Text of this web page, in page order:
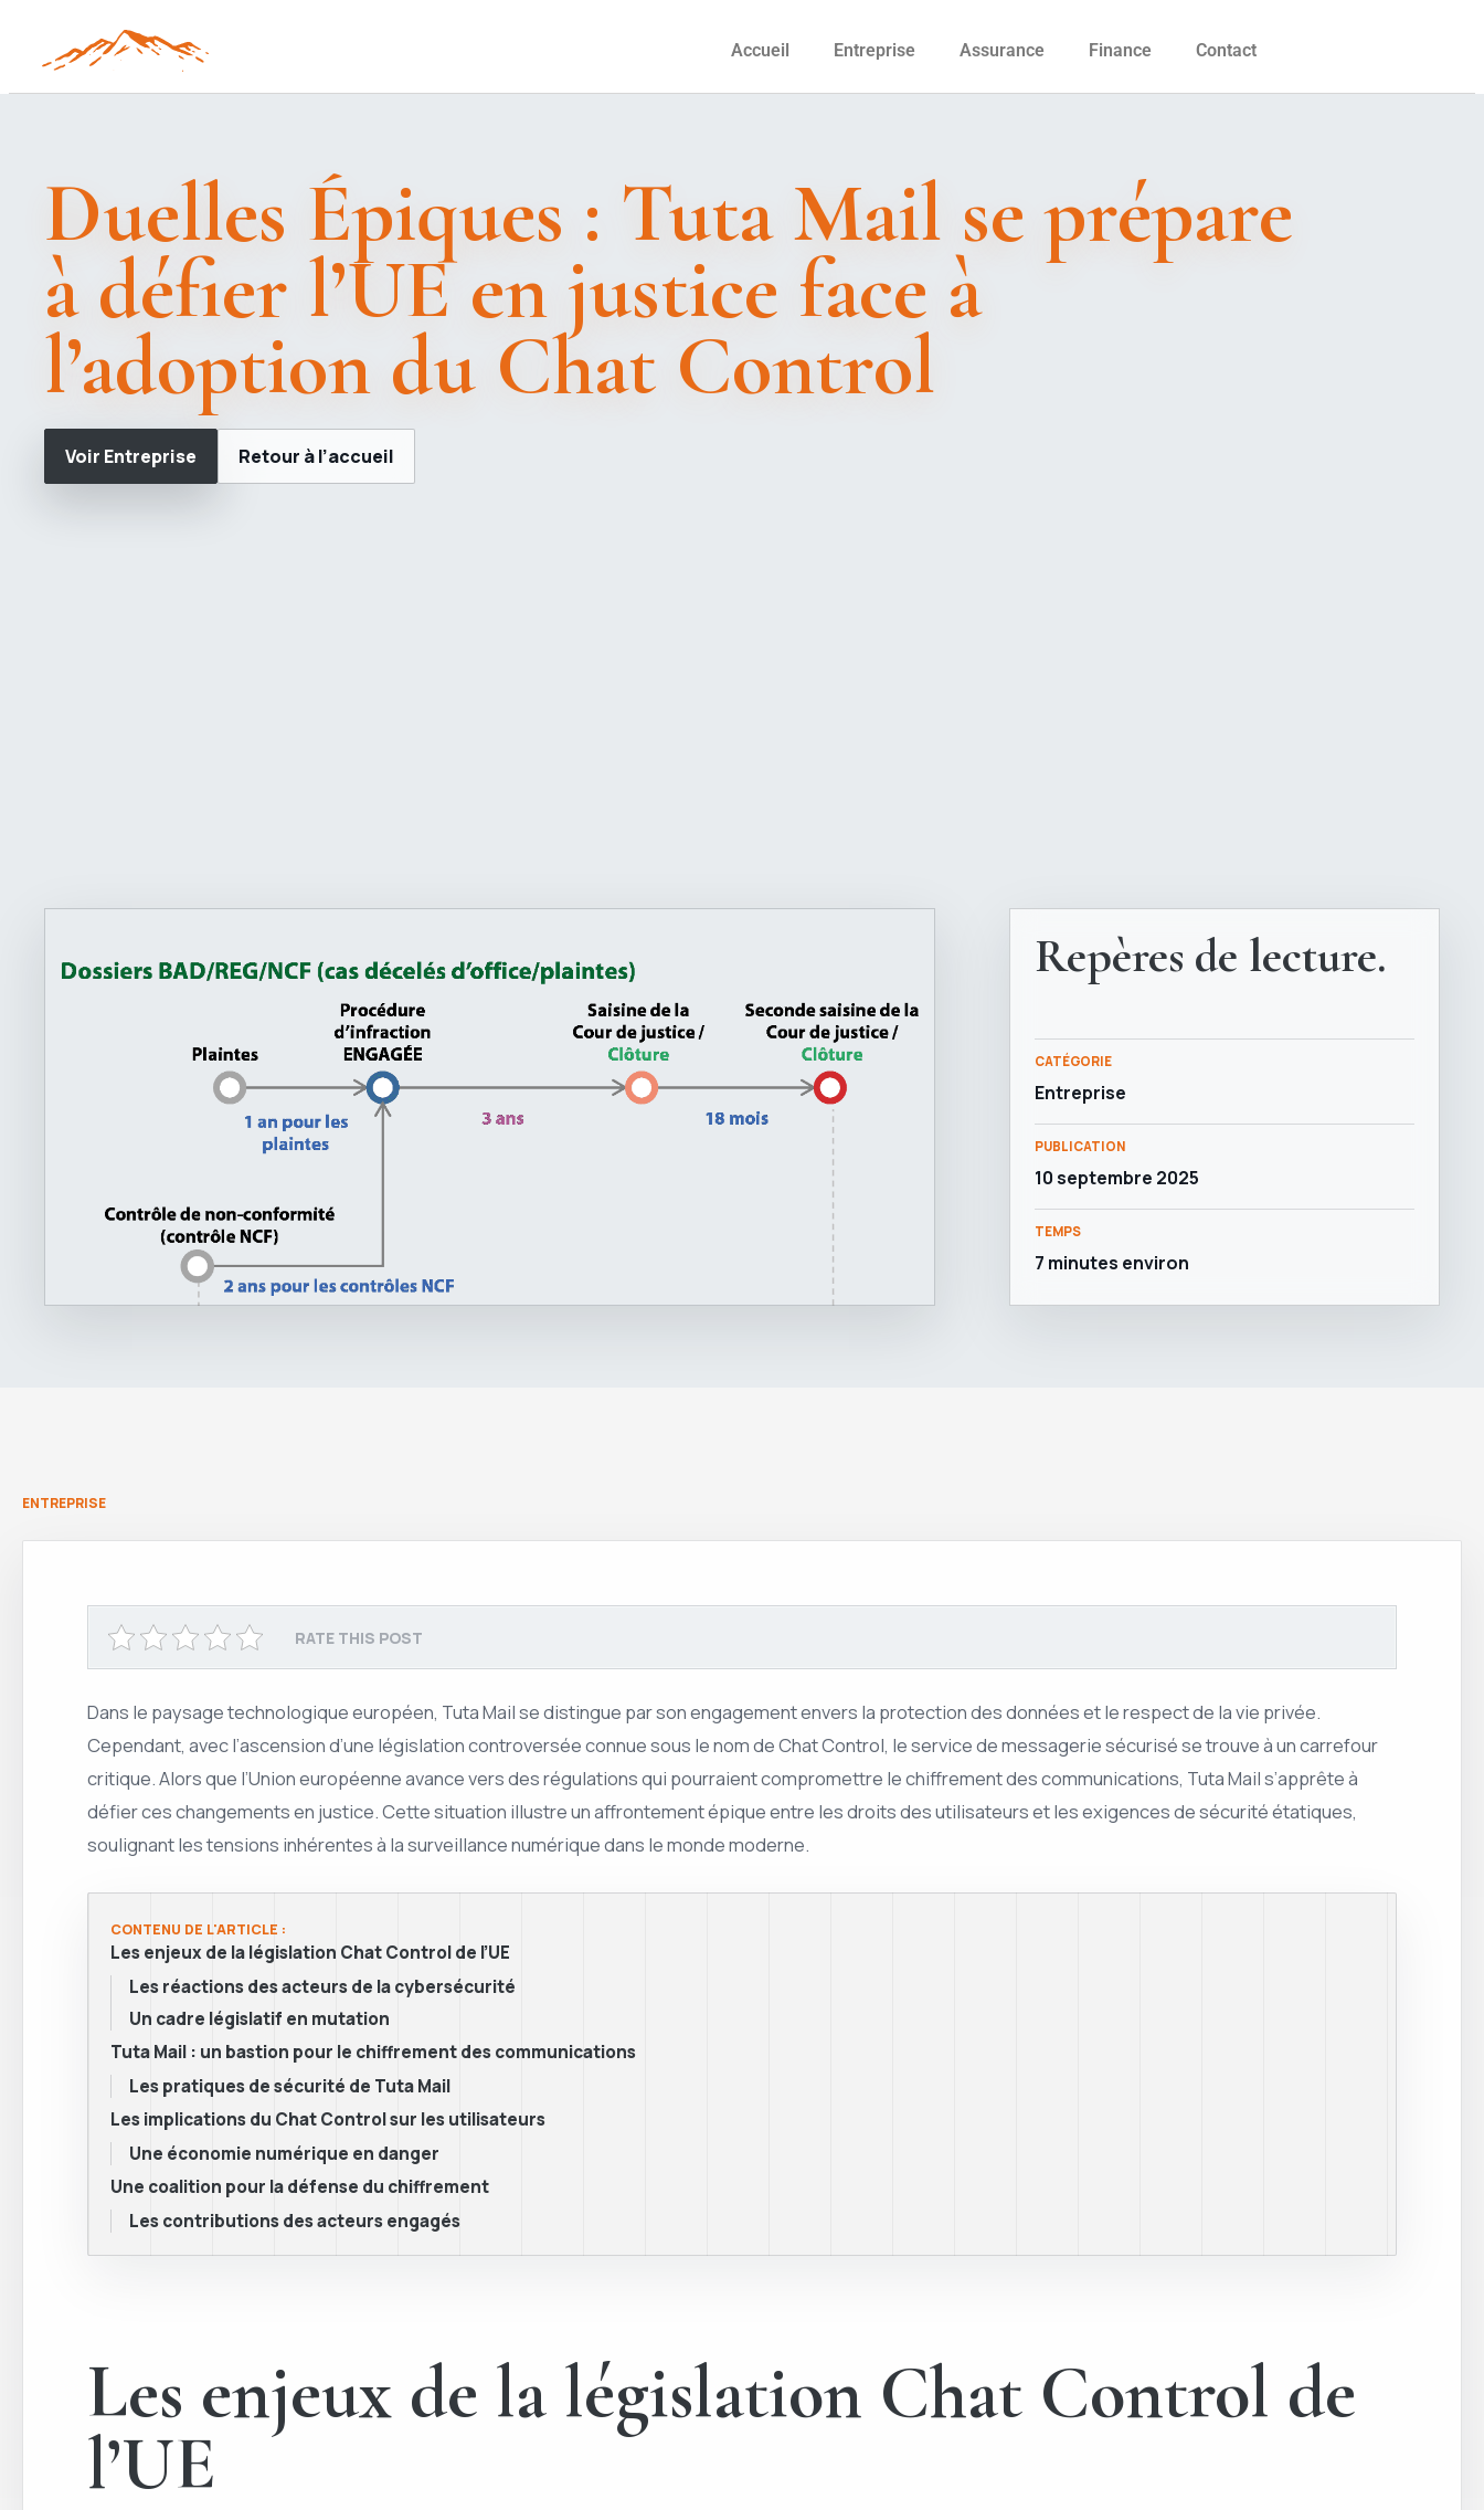
Accueil Entreprise Assurance Finance Contact
Duelles Épiques : Tuta Mail se prépare
à défier l’UE en justice face à
l’adoption du Chat Control
Voir Entreprise Retour à l’accueil
Repères de lecture.
CATÉGORIE
Entreprise
PUBLICATION
10 septembre 2025
TEMPS
7 minutes environ
ENTREPRISE
RATE THIS POST
Dans le paysage technologique européen, Tuta Mail se distingue par son engagement envers la protection des données et le respect de la vie privée.
Cependant, avec l’ascension d’une législation controversée connue sous le nom de Chat Control, le service de messagerie sécurisé se trouve à un carrefour
critique. Alors que l’Union européenne avance vers des régulations qui pourraient compromettre le chiffrement des communications, Tuta Mail s’apprête à
défier ces changements en justice. Cette situation illustre un affrontement épique entre les droits des utilisateurs et les exigences de sécurité étatiques,
soulignant les tensions inhérentes à la surveillance numérique dans le monde moderne.
CONTENU DE L'ARTICLE :
Les enjeux de la législation Chat Control de l’UE
Les réactions des acteurs de la cybersécurité
Un cadre législatif en mutation
Tuta Mail : un bastion pour le chiffrement des communications
Les pratiques de sécurité de Tuta Mail
Les implications du Chat Control sur les utilisateurs
Une économie numérique en danger
Une coalition pour la défense du chiffrement
Les contributions des acteurs engagés
Les enjeux de la législation Chat Control de
l’UE